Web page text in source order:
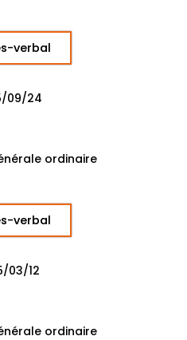
verbal
09/24
ordinaire
verbal
03/12
ordinaire